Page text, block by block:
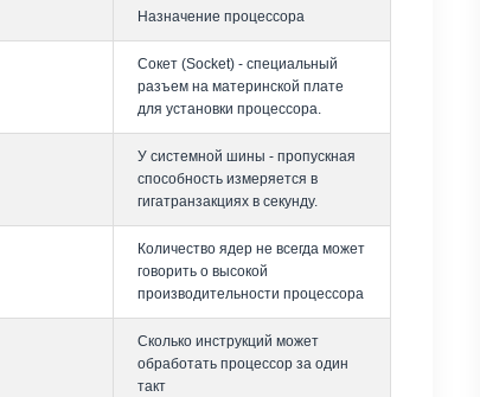
Назначение процессора
Сокет (Socket) - специальный
разъем на материнской плате
для установки процессора.
У системной шины - пропускная
способность измеряется в
гигатранзакциях в секунду.
Количество ядер не всегда может
говорить о высокой
производительности процессора
Сколько инструкций может
обработать процессор за один
такт